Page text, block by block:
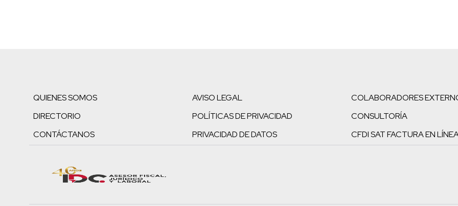
QUIENES SOMOS
DIRECTORIO
CONTÁCTANOS
AVISO LEGAL
POLÍTICAS DE PRIVACIDAD
PRIVACIDAD DE DATOS
COLABORADORES
CONSULTORÍA
CFDI SAT FACTURA EN